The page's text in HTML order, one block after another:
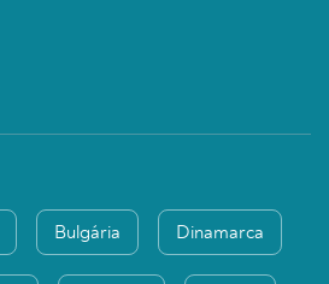
Bulgária Dinamarca